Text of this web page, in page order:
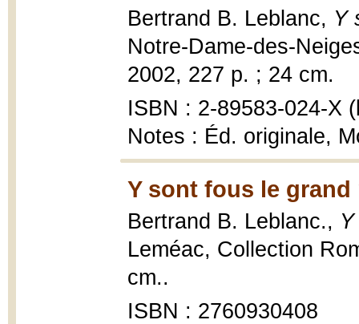
Bertrand B. Leblanc, Y
Notre-Dame-des-
2002, 227 p. ; 24 cm.
ISBN : 2-89583-024-X
Notes : Éd. originale,
Y sont fous le grand
Bertrand B. Leblanc.,
Leméac, Collection
cm..
ISBN : 2760930408